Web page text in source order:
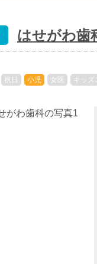
はせがわ歯
祝日 小児 女医 キッズ